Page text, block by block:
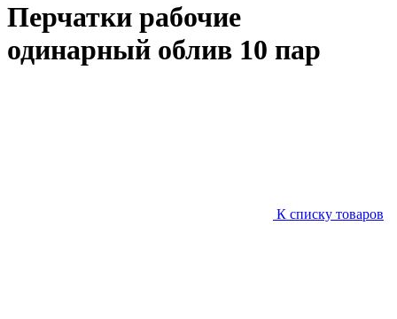
Перчатки рабочие
одинарный облив 10 пар
К списку товаров